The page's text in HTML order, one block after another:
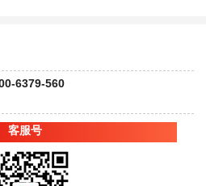
6379-560
客服号